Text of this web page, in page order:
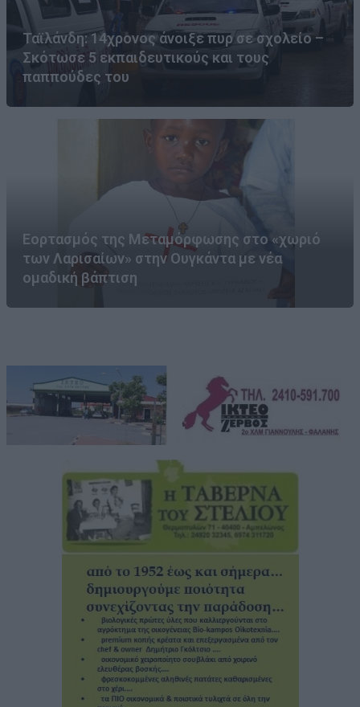
Ταϊλάνδη: 14χρονος άνοιξε πυρ σε σχολείο –
Σκότωσε 5 εκπαιδευτικούς και τους
παππούδες του
Εορτασμός της Μεταμόρφωσης στο «χωριό
των Λαρισαίων» στην Ουγκάντα με νέα
ομαδική βάπτιση